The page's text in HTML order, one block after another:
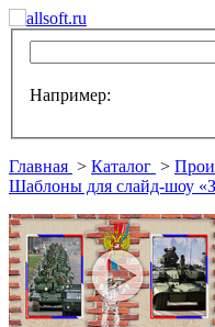
Например:
Главная > Каталог >
Шаблоны для слайд-шоу